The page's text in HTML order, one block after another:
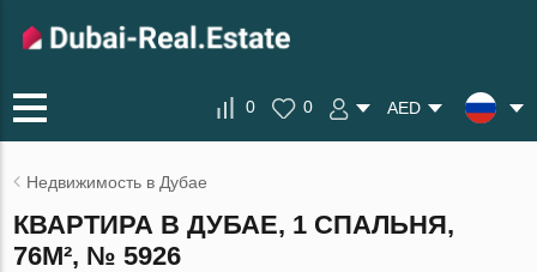
0 0 AED
Недвижимость в Дубае
КВАРТИРА В ДУБАЕ, 1 СПАЛЬНЯ,
76М², № 5926